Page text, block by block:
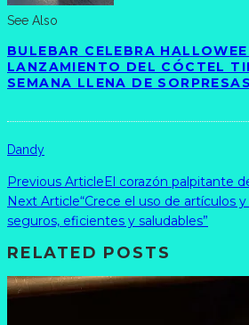
See Also
BULEBAR CELEBRA
LANZAMIENTO DEL CÓCTEL
SEMANA LLENA DE SORPRESAS
Dandy
Previous Article El corazón palpitante
Next Article“Crece el uso de artículos
seguros, eficientes y saludables”
RELATED POSTS